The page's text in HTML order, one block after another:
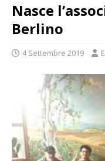
Nasce
Berlino
4 Settembre 2019